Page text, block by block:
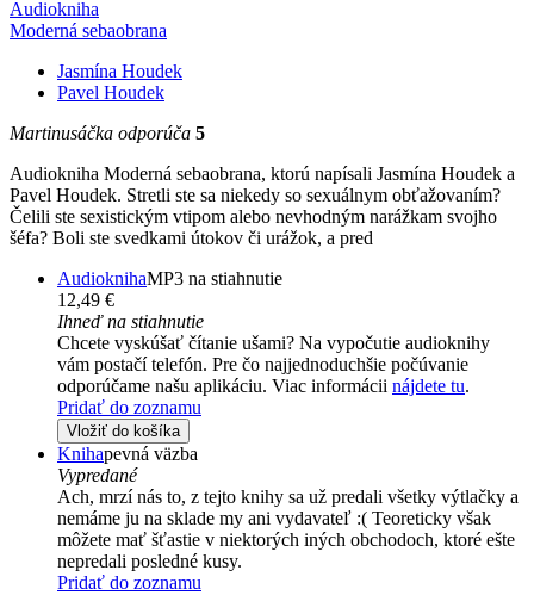
Audiokniha
Moderná sebaobrana
Jasmína Houdek
Pavel Houdek
Martinusáčka odporúča 5
Audiokniha Moderná sebaobrana, ktorú napísali Jasmína Houdek a
Pavel Houdek. Stretli ste sa niekedy so sexuálnym obťažovaním?
Čelili ste sexistickým vtipom alebo nevhodným narážkam svojho
šéfa? Boli ste svedkami útokov či urážok, a pred
AudioknihaMP3 na stiahnutie
12,49 €
Ihneď na stiahnutie
Chcete vyskúšať čítanie ušami? Na vypočutie audioknihy
vám postačí telefón. Pre čo najjednoduchšie počúvanie
odporúčame našu aplikáciu. Viac informácii nájdete tu.
Pridať do zoznamu
Vložiť do košíka
Knihapevná väzba
Vypredané
Ach, mrzí nás to, z tejto knihy sa už predali všetky výtlačky a
nemáme ju na sklade my ani vydavateľ :( Teoreticky však
môžete mať šťastie v niektorých iných obchodoch, ktoré ešte
nepredali posledné kusy.
Pridať do zoznamu